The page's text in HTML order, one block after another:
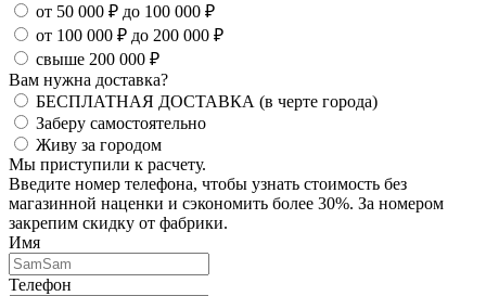
от 50 000 ₽ до 100 000 ₽
от 100 000 ₽ до 200 000 ₽
свыше 200 000 ₽
Вам нужна доставка?
БЕСПЛАТНАЯ ДОСТАВКА (в черте города)
Заберу самостоятельно
Живу за городом
Мы приступили к расчету.
Введите номер телефона, чтобы узнать стоимость без
магазинной наценки и сэкономить более 30%. За номером
закрепим скидку от фабрики.
Имя
Телефон